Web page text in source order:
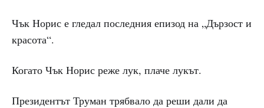
Чък Норис е гледал последния епизод на „Дързост и
красота“.
Когато Чък Норис реже лук, плаче лукът.
Президентът Труман трябвало да реши дали да